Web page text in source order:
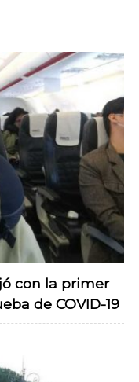
con la primer
de COVID-19